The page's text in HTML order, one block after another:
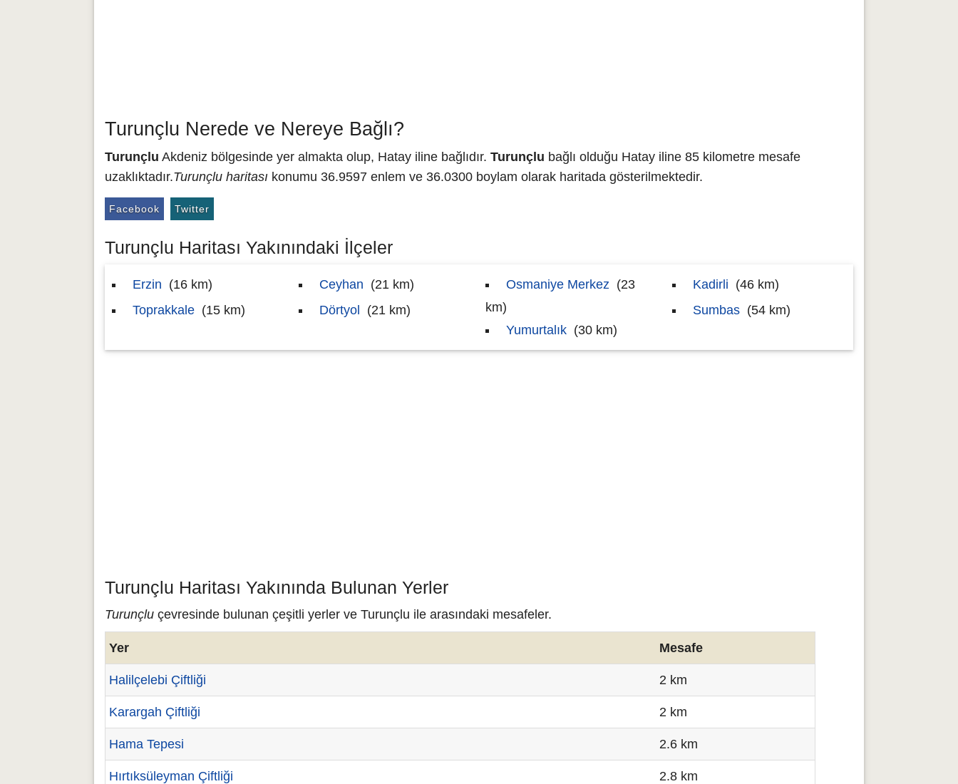
Turunçlu Nerede ve Nereye Bağlı?
Turunçlu Akdeniz bölgesinde yer almakta olup, Hatay iline bağlıdır. Turunçlu bağlı olduğu Hatay iline 85 kilometre mesafe
uzaklıktadır.Turunçlu haritası konumu 36.9597 enlem ve 36.0300 boylam olarak haritada gösterilmektedir.
Facebook Twitter
Turunçlu Haritası Yakınındaki İlçeler
Erzin (16 km)
Toprakkale (15 km)
Ceyhan (21 km)
Dörtyol
(21 km)
Osmaniye Merkez (23
km)
Yumurtalık (30 km)
Kadirli (46 km)
Sumbas (54 km)
Turunçlu Haritası Yakınında Bulunan Yerler
Turunçlu çevresinde bulunan çeşitli yerler ve Turunçlu ile arasındaki mesafeler.
Yer Mesafe
Halilçelebi Çiftliği 2 km
Karargah Çiftliği 2 km
Hama Tepesi 2.6 km
Hırtıksüleyman Çiftliği 2.8 km